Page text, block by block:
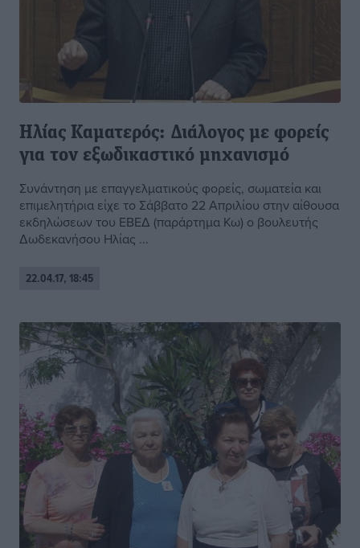
Ηλίας Καματερός: Διάλογος με φορείς
για τον εξωδικαστικό μηχανισμό
Συνάντηση με επαγγελματικούς φορείς, σωματεία και
επιμελητήρια είχε το Σάββατο 22 Απριλίου στην αίθουσα
εκδηλώσεων του ΕΒΕΔ (παράρτημα Κω) ο βουλευτής
Δωδεκανήσου Ηλίας ...
22.04.17, 18:45